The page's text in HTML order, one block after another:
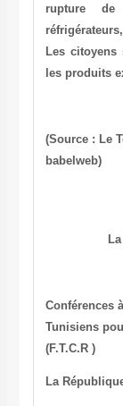
rupture
Les
les produits
(Source : Le
babelweb)
Conférences
Tunisiens
(F.T.C.R )
La